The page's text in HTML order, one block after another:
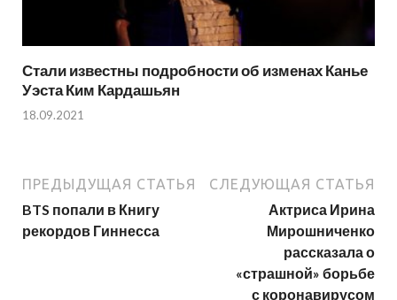
Стали известны подробности об изменах Канье
Уэста Ким Кардашьян
18.09.2021
ПРЕДЫДУЩАЯ СТАТЬЯ
BTS попали в Книгу
рекордов Гиннесса
СЛЕДУЮЩАЯ СТАТЬЯ
Актриса Ирина
Мирошниченко
рассказала о
«страшной» борьбе
с коронавирусом